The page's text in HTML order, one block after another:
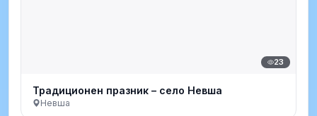
23
Традиционен празник – село Невша
Невша